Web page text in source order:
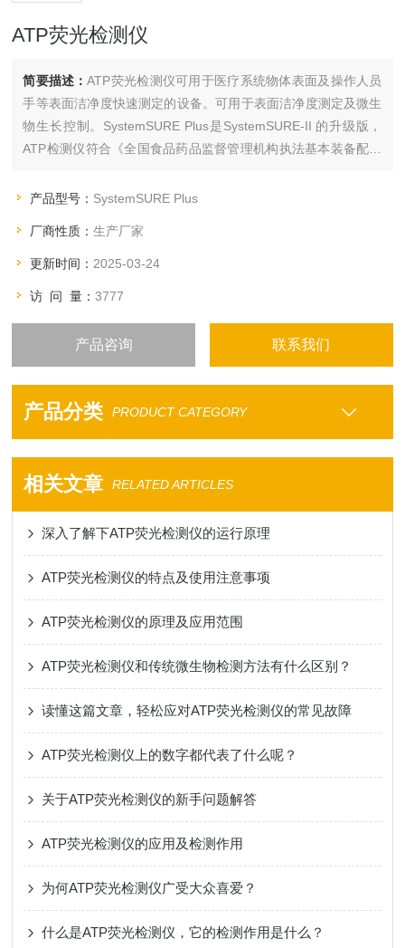
ATP荧光检测仪
简要描述：ATP荧光检测仪可用于医疗系统物体表面及操作人员
手等表面洁净度快速测定的设备。可用于表面洁净度测定及微生
物生长控制。SystemSURE Plus是SystemSURE-II 的升级版，
ATP检测仪符合《全国食品药品监督管理机构执法基本装备配备
产品型号： SystemSURE Plus
厂商性质：生产厂家
更新时间： 2025-03-24
访 问 量：3777
产品咨询 联系我们
产品分类 PRODUCT CATEGORY
相关文章 RELATED ARTICLES
深入了解下ATP荧光检测仪的运行原理
ATP荧光检测仪的特点及使用注意事项
ATP荧光检测仪的原理及应用范围
ATP荧光检测仪和传统微生物检测方法有什么区别？
读懂这篇文章，轻松应对ATP荧光检测仪的常见故障
ATP荧光检测仪上的数字都代表了什么呢？
关于ATP荧光检测仪的新手问题解答
ATP荧光检测仪的应用及检测作用
为何ATP荧光检测仪广受大众喜爱？
什么是ATP荧光检测仪，它的检测作用是什么？